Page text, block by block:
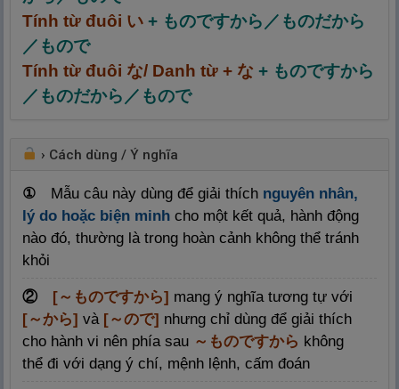
Tính từ đuôi い+ ものですから／ものだから
／もので
Tính từ đuôi な/ Danh từ + な + ものですから
／ものだから／もので
› Cách dùng / Ý nghĩa
① Mẫu câu này dùng để giải thíchnguyên nhân,
lý do hoặc biện minhcho một kết quả, hành động
nào đó, thường là trong hoàn cảnh không thể tránh
khỏi
② [～ものですから] mang ý nghĩa tương tự với
[～から] và [～ので] nhưng chỉ dùng để giải thích
cho hành vi nên phía sau ～ものですから không
thể đi với dạng ý chí, mệnh lệnh, cấm đoán